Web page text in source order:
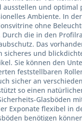
und optimal
Ambiente. In
ohne
die in den
Das
und
Sie können den
feststellbaren
sicher an
so einen
Glasböden
Exponate flexibel in
benötigen